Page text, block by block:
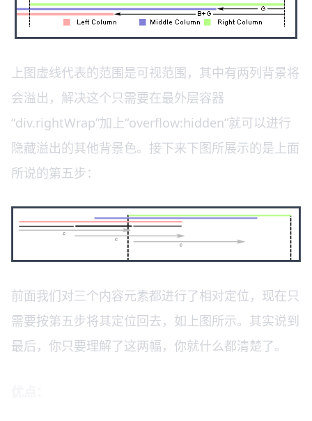
上图虚线代表的范围是可视范围，其中有两列背景将
会溢出，解决这个只需要在最外层容器
“div.rightWrap”加上“overflow:hidden”就可以进行
隐藏溢出的其他背景色。接下来下图所展示的是上面
所说的第五步：
前面我们对三个内容元素都进行了相对定位，现在只
需要按第五步将其定位回去，如上图所示。其实说到
最后，你只要理解了这两幅，你就什么都清楚了。